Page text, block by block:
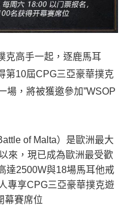
克高手一起，逐鹿馬耳
第10屆CPG三亞豪華撲克
場，將被獲邀參加”WSOP
of Malta）是歐洲最大
來，現已成為歐洲最受歡
達2500W與18場馬耳他戒
專享CPG三亞豪華撲克遊
幕賽席位